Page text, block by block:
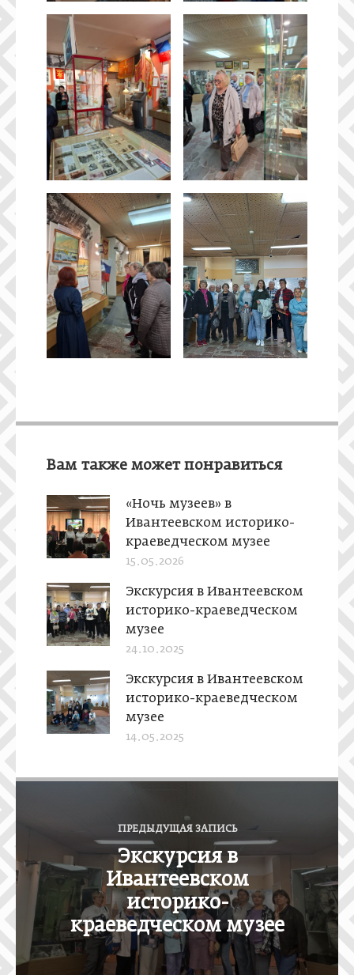
Вам также может понравиться
«Ночь музеев» в
Ивантеевском историко-
краеведческом музее
15.05.2026
Экскурсия в Ивантеевском
историко-краеведческом
музее
24.10.2025
Экскурсия в Ивантеевском
историко-краеведческом
музее
14.05.2025
и
и
ПРЕДЫДУЩАЯ ЗАПИСЬ
Экскурсия в
Ивантеевском
историко-
краеведческом музее